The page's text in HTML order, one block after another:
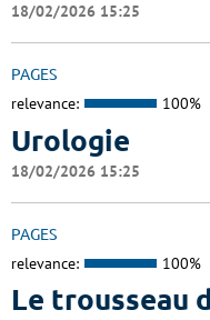
18/02/2026 15:25
PAGES
relevance: 100%
Urologie
18/02/2026 15:25
PAGES
relevance: 100%
Le trousseau